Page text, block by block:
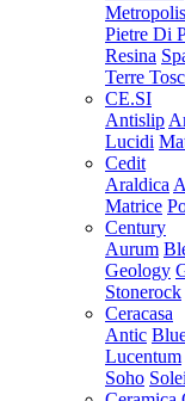
Metropolis
Pietre Di
Resina
Terre
CE.SI
Antislip
Lucidi
Cedit
Araldica
Matrice
Century
Aurum
Geology
Stonerock
Ceracasa
Antic
Lucentum
Soho Solei